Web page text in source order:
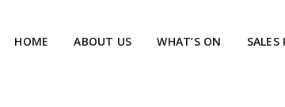
HOME ABOUT US WHAT’S ON